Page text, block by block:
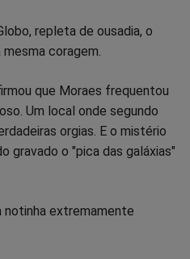
repleta de ousadia, o
coragem.
que Moraes frequentou
Um local onde segundo
orgias. E o mistério
gravado o "pica das galáxias"
notinha extremamente